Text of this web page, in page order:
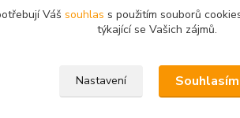
Váš souhlas s použitím souborů
týkající se Vašich zájmů.
Nastavení Souhlasím